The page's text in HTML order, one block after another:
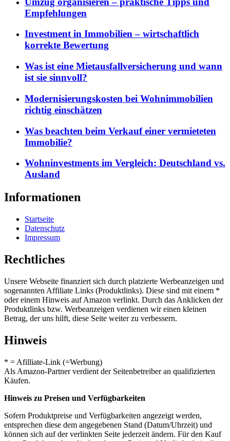
Empfehlungen
Investment in Immobilien – wirtschaftlich
korrekte Bewertung
Was ist eine Mietausfallversicherung und wann
ist sie sinnvoll?
Modernisierungskosten bei Wohnimmobilien
richtig einschätzen
Was beachten beim Verkauf einer vermieteten
Immobilie?
Wohninvestments im Vergleich: Deutschland vs.
Ausland
Informationen
Startseite
Datenschutz
Impressum
Rechtliches
Unsere Webseite finanziert sich durch platzierte Werbeanzeigen und
sogenannten Affiliate Links (Produktlinks). Diese sind mit einem *
oder einem Hinweis auf Amazon verlinkt. Durch das Anklicken der
Produktlinks bzw. Werbeanzeigen verdienen wir einen kleinen
Betrag, der uns hilft, diese Seite weiter zu verbessern.
Hinweis
* = Afilliate-Link (=Werbung)
Als Amazon-Partner verdient der Seitenbetreiber an qualifizierten
Käufen.
Hinweis zu Preisen und Verfügbarkeiten
Sofern Produktpreise und Verfügbarkeiten angezeigt werden,
entsprechen diese dem angegebenen Stand (Datum/Uhrzeit) und
können sich auf der verlinkten Seite jederzeit ändern. Für den Kauf